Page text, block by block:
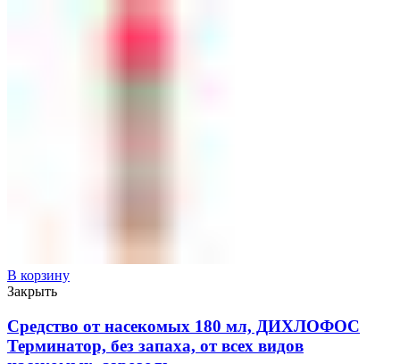
В корзину
Закрыть
Средство от насекомых 180 мл, ДИХЛОФОС
Терминатор, без запаха, от всех видов